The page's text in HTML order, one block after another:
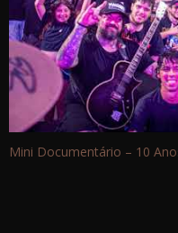
Mini Documentário – 10